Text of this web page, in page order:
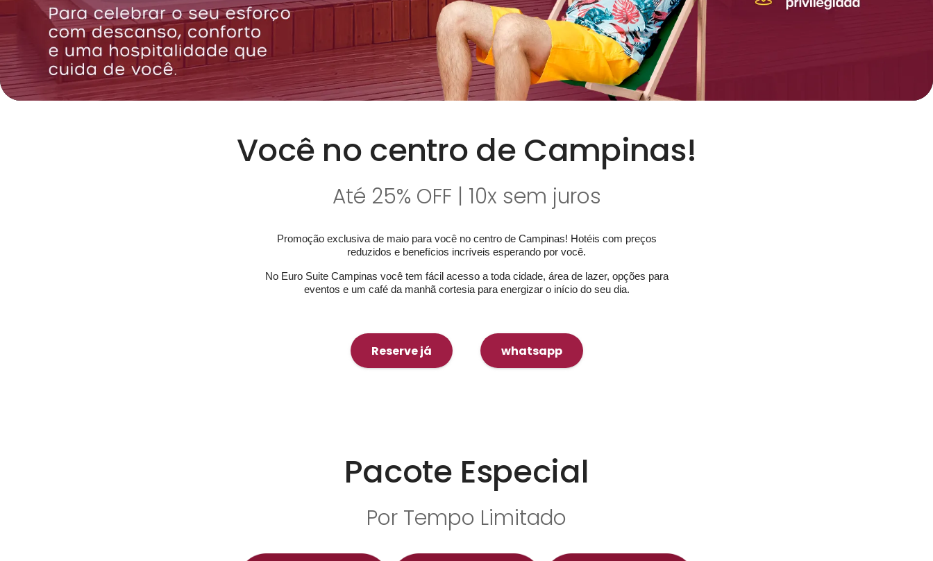
Você no centro de Campinas!
Até 25% OFF | 10x sem juros
Promoção exclusiva de maio para você no centro de Campinas! Hotéis com preços
reduzidos e benefícios incríveis esperando por você.
No Euro Suite Campinas você tem fácil acesso a toda cidade, área de lazer, opções para
eventos e um café da manhã cortesia para energizar o início do seu dia.
Reserve já whatsapp
Pacote Especial
Por Tempo Limitado